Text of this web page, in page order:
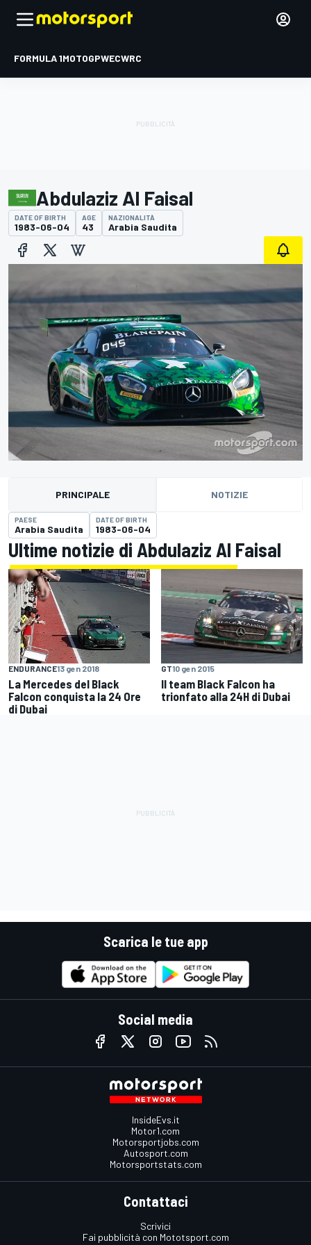
FORMULA 1MOTOGPWECWRC
Abdulaziz Al Faisal
DATE OF BIRTH
1983-06-04
AGE
43
NAZIONALITÀ
Arabia Saudita
PRINCIPALE NOTIZIE
PAESE
Arabia Saudita
DATE OF BIRTH
1983-06-04
Ultime notizie di Abdulaziz Al Faisal
ENDURANCE13 gen 2018
La Mercedes del Black
Falcon conquista la 24 Ore
di Dubai
GT10 gen 2015
Il team Black Falcon ha
trionfato alla 24H di Dubai
Scarica le tue app
Social media
InsideEvs.it
Motor1.com
Motorsportjobs.com
Autosport.com
Motorsportstats.com
Contattaci
Scrivici
Fai pubblicità con Mototsport.com